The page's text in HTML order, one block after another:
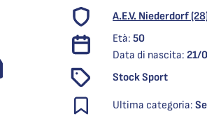
A.E.V. Niederdorf
Età:50
Data di nascita:21/
Stock Sport
Ultima categoria: